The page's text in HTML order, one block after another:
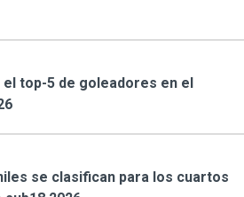
el top-5 de goleadores en el
se clasifican para los cuartos